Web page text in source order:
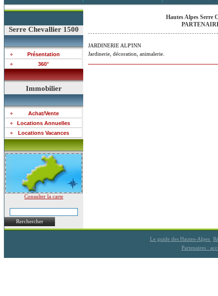
Serre Chevallier 1500
Présentation
360°
Immobilier
Achat/Vente
Locations Annuelles
Locations Vacances
Consulter la carte
Rerchercher
Hautes Alpes Serre
JARDINERIE ALP'INN
Jardinerie, décoration, animalerie.
Le guide des Hautes-Alpes
Partenaires :